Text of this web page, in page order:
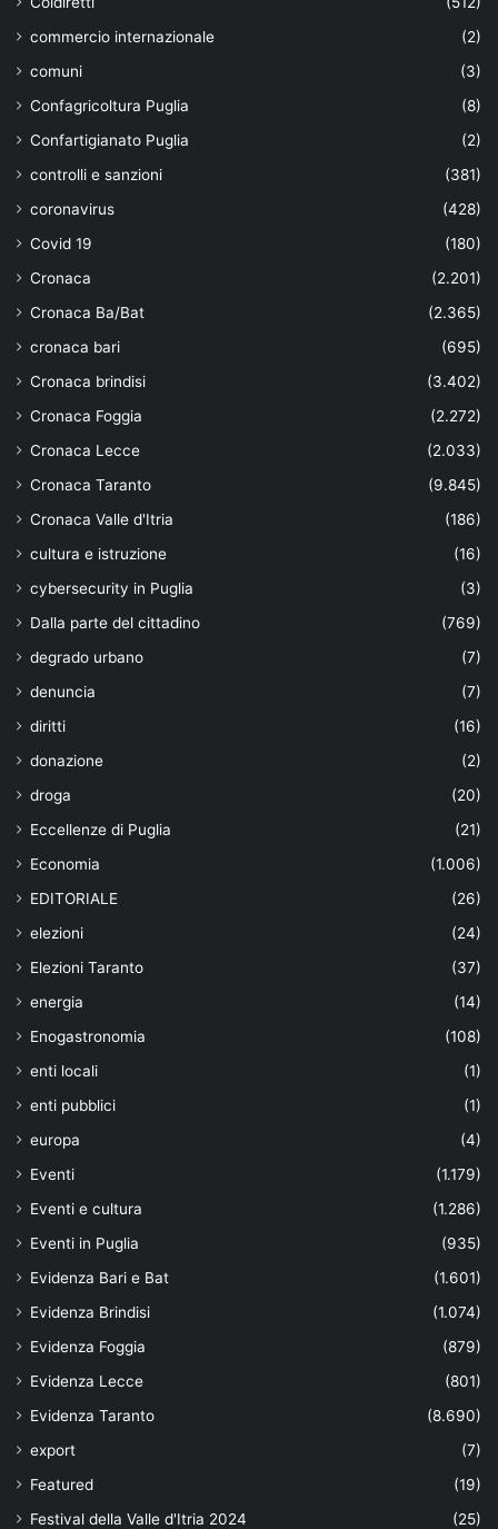
commercio internazionale
(2)
comuni
(3)
Confagricoltura Puglia
(8)
Confartigianato Puglia
(2)
controlli e sanzioni
(381)
coronavirus
(428)
Covid 19
(180)
Cronaca
(2.201)
Cronaca Ba/Bat
(2.365)
cronaca bari
(695)
Cronaca brindisi
(3.402)
Cronaca Foggia
(2.272)
Cronaca Lecce
(2.033)
Cronaca Taranto
(9.845)
Cronaca Valle d'Itria
(186)
cultura e istruzione
(16)
cybersecurity in Puglia
(3)
Dalla parte del cittadino
(769)
degrado urbano
(7)
denuncia
(7)
diritti
(16)
donazione
(2)
droga
(20)
Eccellenze di Puglia
(21)
Economia
(1.006)
EDITORIALE
(26)
elezioni
(24)
Elezioni Taranto
(37)
energia
(14)
Enogastronomia
(108)
enti locali
(1)
enti pubblici
(1)
europa
(4)
Eventi
(1.179)
Eventi e cultura
(1.286)
Eventi in Puglia
(935)
Evidenza Bari e Bat
(1.601)
Evidenza Brindisi
(1.074)
Evidenza Foggia
(879)
Evidenza Lecce
(801)
Evidenza Taranto
(8.690)
export
(7)
Featured
(19)
Festival della Valle d'Itria 2024
(25)